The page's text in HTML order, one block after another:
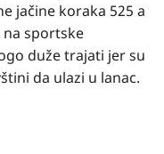
jačine koraka 525 a
na sportske
duže trajati jer su
da ulazi u lanac.